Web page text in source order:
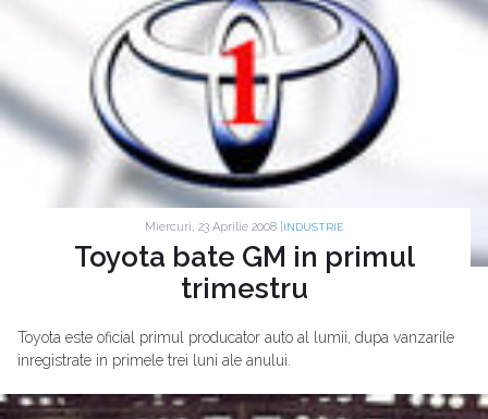
Miercuri, 23 Aprilie 2008 | INDUSTRIE
Toyota bate GM in primul
trimestru
Toyota este oficial primul producator auto al lumii, dupa vanzarile
inregistrate in primele trei luni ale anului.